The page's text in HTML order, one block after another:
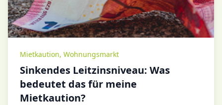
Mietkaution, Wohnungsmarkt
Sinkendes Leitzinsniveau: Was
bedeutet das für meine
Mietkaution?